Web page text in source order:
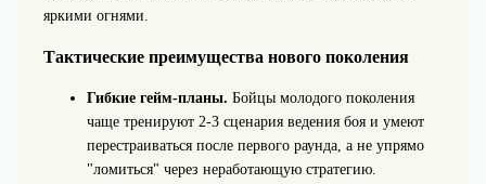
яркими огнями.
Тактические преимущества нового поколения
Гибкие гейм‑планы. Бойцы молодого поколения
чаще тренируют 2-3 сценария ведения боя и умеют
перестраиваться после первого раунда, а не упрямо
"ломиться" через неработающую стратегию.